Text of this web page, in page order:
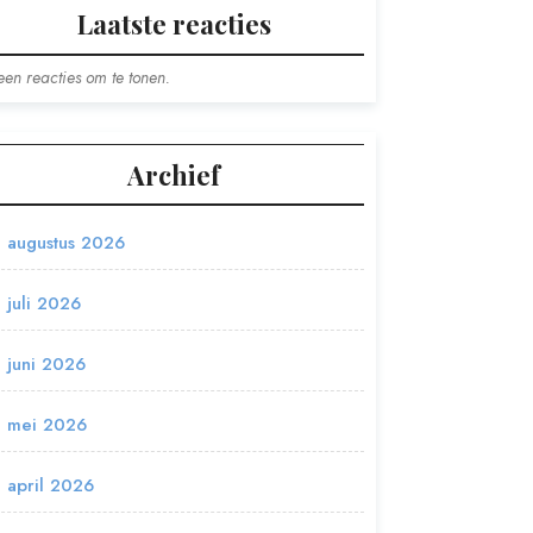
Laatste reacties
reacties om te tonen.
Archief
augustus 2026
juli 2026
juni 2026
mei 2026
april 2026